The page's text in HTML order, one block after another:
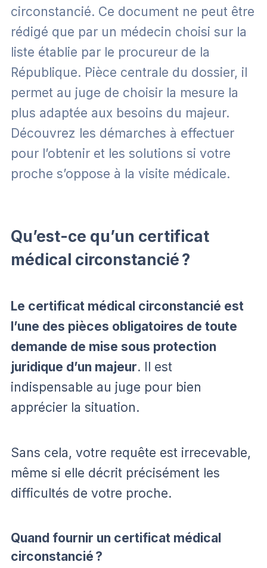
circonstancié. Ce document ne peut être
rédigé que par un médecin choisi sur la
liste établie par le procureur de la
République. Pièce centrale du dossier, il
permet au juge de choisir la mesure la
plus adaptée aux besoins du majeur.
Découvrez les démarches à effectuer
pour l’obtenir et les solutions si votre
proche s’oppose à la visite médicale.
Qu’est-ce qu’un certificat
médical circonstancié ?
Le certificat médical circonstancié est
l’une des pièces obligatoires de toute
demande de mise sous protection
juridique d’un majeur. Il est
indispensable au juge pour bien
apprécier la situation.
Sans cela, votre requête est irrecevable,
même si elle décrit précisément les
difficultés de votre proche.
Quand fournir un certificat médical
circonstancié ?